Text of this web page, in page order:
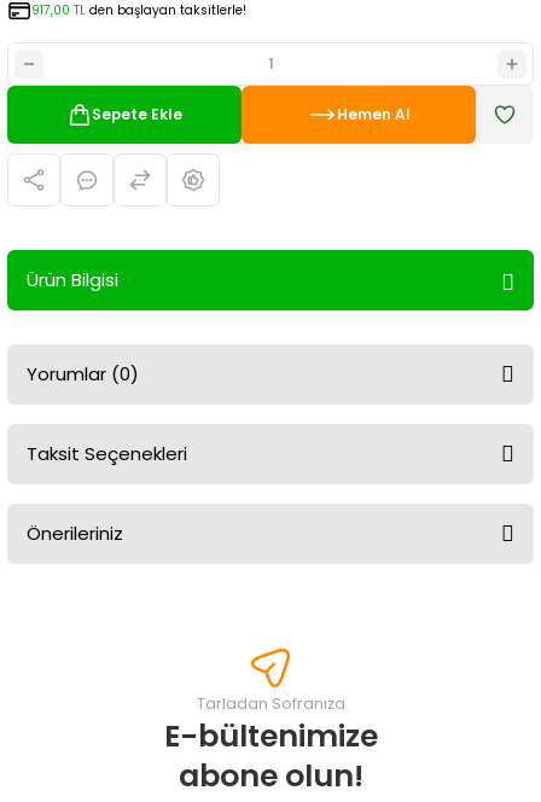
917,00 TL den başlayan taksitlerle!
Sepete Ekle Hemen Al
Ürün Bilgisi
Yorumlar (0)
Taksit Seçenekleri
Önerileriniz
Görüş ve önerileriniz için teşekkür ederiz.
Ürün resmi kalitesiz, bozuk veya görüntülenemiyor.
Ürün bilgilerinde hatalar bulunuyor.
Tarladan Sofranıza
E-bültenimize
abone olun!